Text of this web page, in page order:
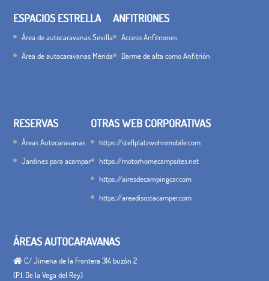
ESPACIOS ESTRELLA
Área de autocaravanas Sevilla
Área de autocaravanas Mérida
ANFITRIONES
Acceso Anfitriones
Darme de alta como Anfitrión
RESERVAS
Áreas Autocaravanas
Jardines para acampar
OTRAS WEB CORPORATIVAS
https://stellplatzwohnmobile.com
https://motorhomecampsites.net
https://airesdecampingcar.com
https://areadisostacamper.com
ÁREAS AUTOCARAVANAS
C/ Jimena de la Frontera 314 buzón 2
(P.I. De la Vega del Rey)